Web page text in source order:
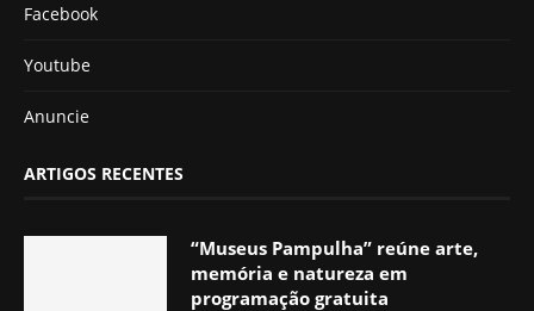
Facebook
Youtube
Anuncie
ARTIGOS RECENTES
“Museus Pampulha” reúne arte,
memória e natureza em
programação gratuita